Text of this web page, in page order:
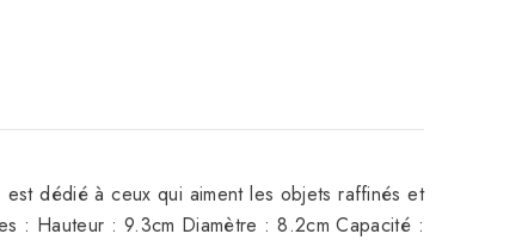
dédié à ceux qui aiment les objets raffinés et
: Hauteur : 9.3cm Diamètre : 8.2cm Capacité :